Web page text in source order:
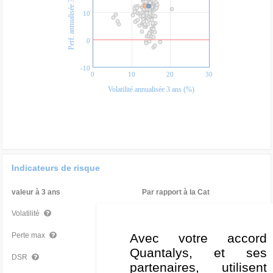
-10
0
10
0 10 20 30
Volatilité annualisée 3 ans (%)
Indicateurs de risque
valeur à 3 ans Par rapport à la Cat
Volatilité
Perte max -17,21 % Très mauvais
DSR 10,36 % Moyen
Avec votre accord
Quantalys, et ses
partenaires, utilisent